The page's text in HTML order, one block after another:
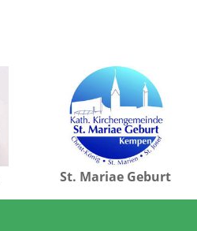
St. Mariae Geburt